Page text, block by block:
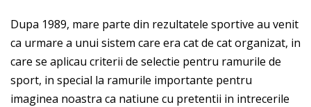
Dupa 1989, mare parte din rezultatele sportive au venit
ca urmare a unui sistem care era cat de cat organizat, in
care se aplicau criterii de selectie pentru ramurile de
sport, in special la ramurile importante pentru
imaginea noastra ca natiune cu pretentii in intrecerile